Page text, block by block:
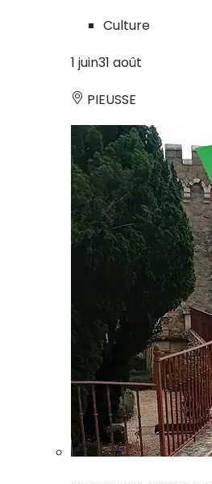
Culture
1 juin31 août
PIEUSSE